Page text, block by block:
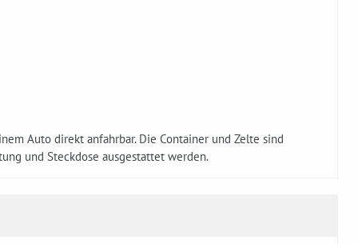
Auto direkt anfahrbar. Die Container und Zelte sind
und Steckdose ausgestattet werden.